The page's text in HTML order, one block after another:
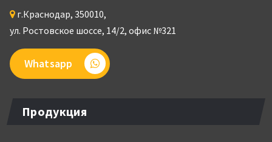
г.Краснодар, 350010,
ул. Ростовское шоссе, 14/2, офис №321
Whatsapp
Продукция